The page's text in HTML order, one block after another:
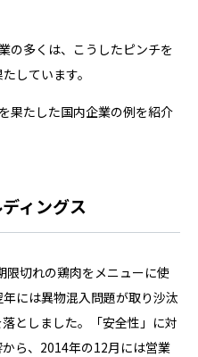
の多くは、こうしたピンチを
しています。
果たした国内企業の例を紹介
ィングス
限切れの鶏肉をメニューに使
には異物混入問題が取り沙汰
としました。「安全性」に対
ら、2014年の12月には営業